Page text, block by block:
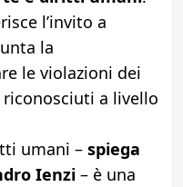
l’invito a
la
le violazioni dei
a livello
umani – spiega
Ienzi– è una